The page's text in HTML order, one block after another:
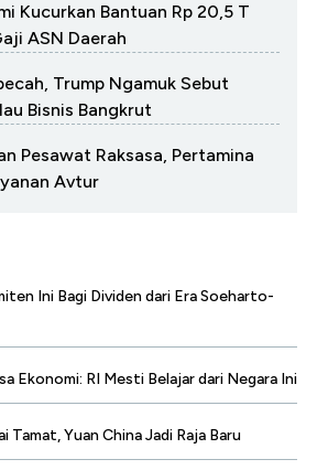
Kucurkan Bantuan Rp 20,5 T
ASN Daerah
Trump Ngamuk Sebut
Bisnis Bangkrut
Pesawat Raksasa, Pertamina
Avtur
Ini Bagi Dividen dari Era Soeharto-
Ekonomi: RI Mesti Belajar dari Negara Ini
Tamat, Yuan China Jadi Raja Baru